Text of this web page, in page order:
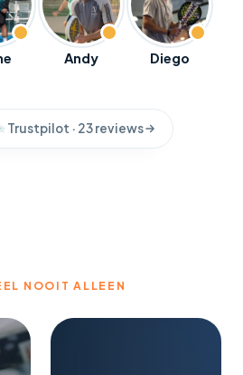
Andy Diego
Trustpilot · 23 reviews
NOOIT ALLEEN